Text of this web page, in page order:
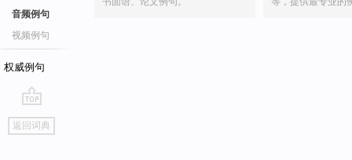
音频例句
视频例句
权威例句
go
top
返回词典